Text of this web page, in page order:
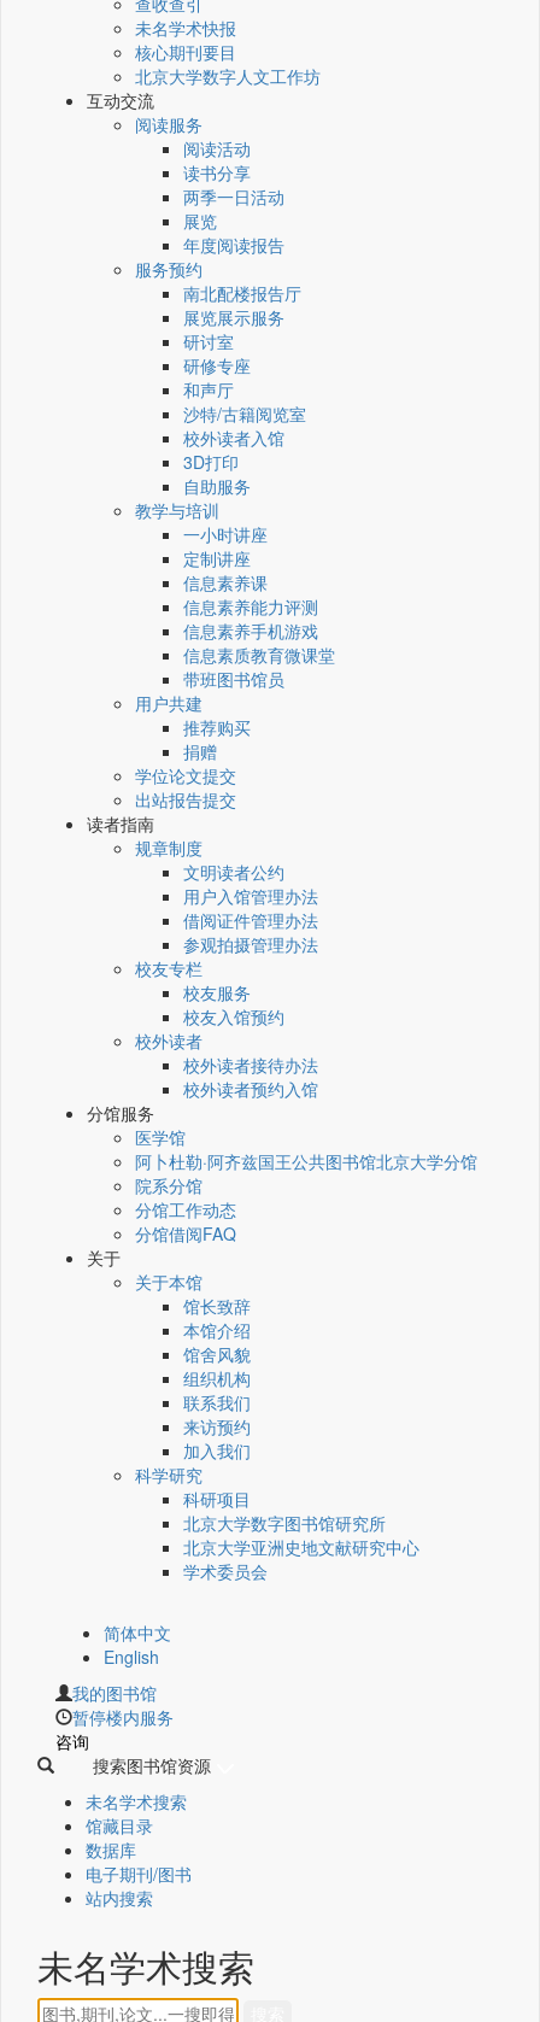
未名学术快报
核心期刊要目
北京大学数字人文工作坊
互动交流
阅读服务
阅读活动
读书分享
两季一日活动
展览
年度阅读报告
服务预约
南北配楼报告厅
展览展示服务
研讨室
研修专座
和声厅
沙特/古籍阅览室
校外读者入馆
3D打印
自助服务
教学与培训
一小时讲座
定制讲座
信息素养课
信息素养能力评测
信息素养手机游戏
信息素质教育微课堂
带班图书馆员
用户共建
推荐购买
捐赠
学位论文提交
出站报告提交
读者指南
规章制度
文明读者公约
用户入馆管理办法
借阅证件管理办法
参观拍摄管理办法
校友专栏
校友服务
校友入馆预约
校外读者
校外读者接待办法
校外读者预约入馆
分馆服务
医学馆
阿卜杜勒·阿齐兹国王公共图书馆北京大学分馆
院系分馆
分馆工作动态
分馆借阅FAQ
关于
关于本馆
馆长致辞
本馆介绍
馆舍风貌
组织机构
联系我们
来访预约
加入我们
科学研究
科研项目
北京大学数字图书馆研究所
北京大学亚洲史地文献研究中心
学术委员会
简体中文
English
我的图书馆
暂停楼内服务
咨询
搜索图书馆资源
未名学术搜索
馆藏目录
数据库
电子期刊/图书
站内搜索
未名学术搜索